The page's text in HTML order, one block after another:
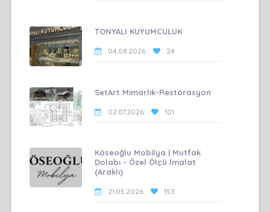
TONYALI KUYUMCULUK
04.08.2026 24
SetArt Mimarlık-Restorasyon
02.07.2026 101
Köseoğlu Mobilya | Mutfak
Dolabı - Özel Ölçü İmalat
(Araklı)
21.05.2026 153